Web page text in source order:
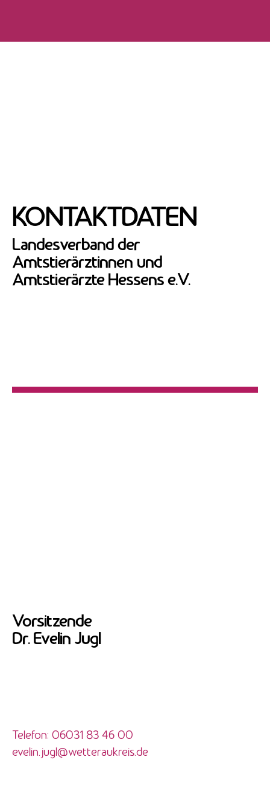
KONTAKTDATEN
Landesverband der
Amtstierärztinnen und
Amtstierärzte Hessens e.V.
Vorsitzende
Dr. Evelin Jugl
Telefon: 06031 83 46 00
evelin.jugl@wetteraukreis.de